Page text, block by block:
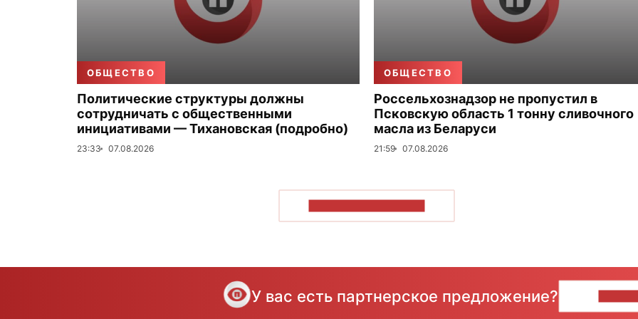
ОБЩЕСТВО
Политические структуры должны
сотрудничать с общественными
инициативами — Тихановская (подробно)
23:33 07.08.2026
ОБЩЕСТВО
Россельхознадзор не пропустил в
Псковскую область 1 тонну сливочного
масла из Беларуси
21:59 07.08.2026
У вас есть партнерское предложение?